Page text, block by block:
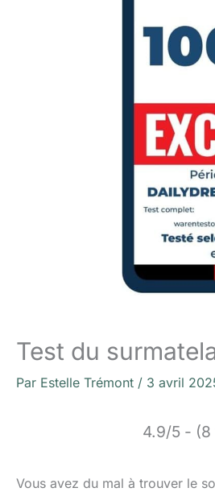
Test du
Par Estelle Trémont / 3 avril
4.9/5 - (8
Vous avez du mal à trouver le